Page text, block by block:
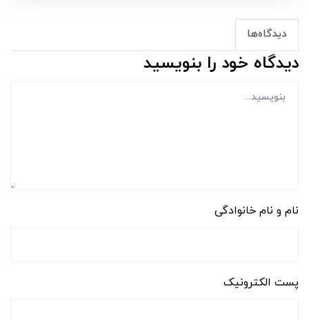
دیدگاه‌ها
دیدگاه خود را بنویسید
نام و نام خانوادگی
پست الکترونیک